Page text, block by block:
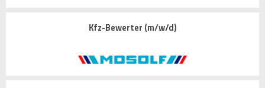
Kfz-Bewerter (m/w/d)